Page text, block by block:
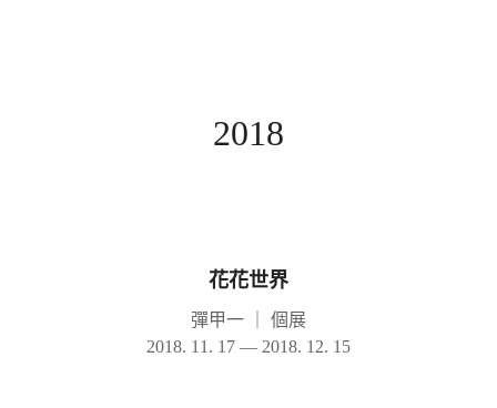
2018
花花世界
彈甲一
個展
2018. 11. 17 — 2018. 12. 15